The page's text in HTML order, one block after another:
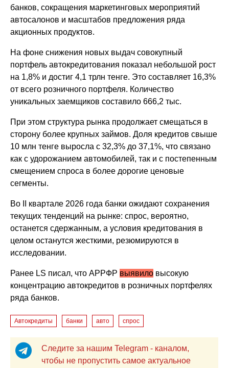
банков, сокращения маркетинговых мероприятий
автосалонов и масштабов предложения ряда
акционных продуктов.
На фоне снижения новых выдач совокупный
портфель автокредитования показал небольшой рост
на 1,8% и достиг 4,1 трлн тенге. Это составляет 16,3%
от всего розничного портфеля. Количество
уникальных заемщиков составило 666,2 тыс.
При этом структура рынка продолжает смещаться в
сторону более крупных займов. Доля кредитов свыше
10 млн тенге выросла с 32,3% до 37,1%, что связано
как с удорожанием автомобилей, так и с постепенным
смещением спроса в более дорогие ценовые
сегменты.
Во II квартале 2026 года банки ожидают сохранения
текущих тенденций на рынке: спрос, вероятно,
останется сдержанным, а условия кредитования в
целом останутся жесткими, резюмируются в
исследовании.
Ранее LS писал, что АРРФР выявило высокую
концентрацию автокредитов в розничных портфелях
ряда банков.
Автокредиты банки авто спрос
Следите за нашим Telegram - каналом,
чтобы не пропустить самое актуальное